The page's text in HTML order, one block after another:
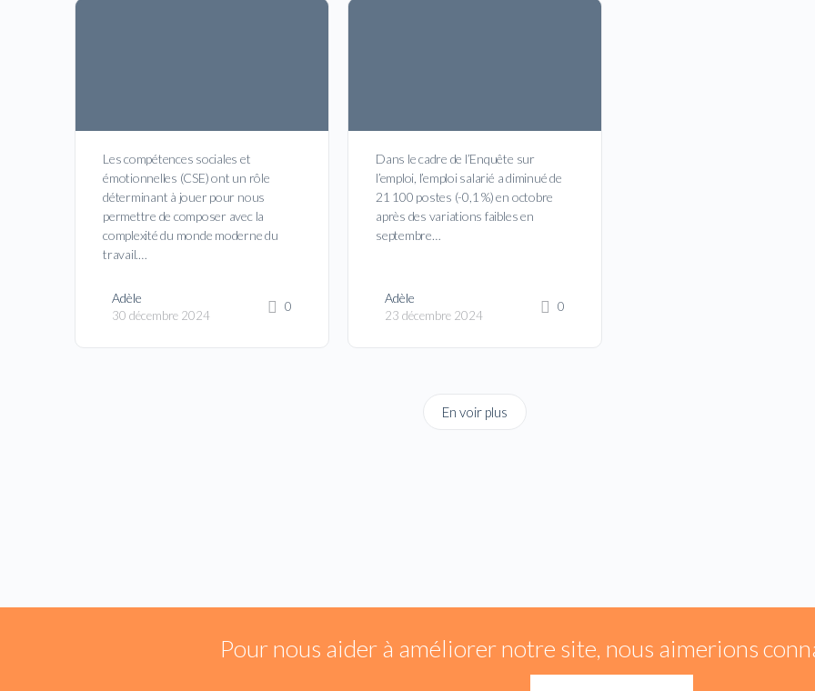
Les compétences sociales et
émotionnelles (CSE) ont un rôle
déterminant à jouer pour nous
permettre de composer avec la
complexité du monde moderne du
travail.…
Adèle
30 décembre 2024
0
Dans le cadre de l’Enquête sur
l’emploi, l’emploi salarié a diminué de
21 100 postes (-0,1 %) en octobre
après des variations faibles en
septembre…
Adèle
23 décembre 2024
0
En voir plus
Pour nous aider à améliorer notre site, nous aimerions